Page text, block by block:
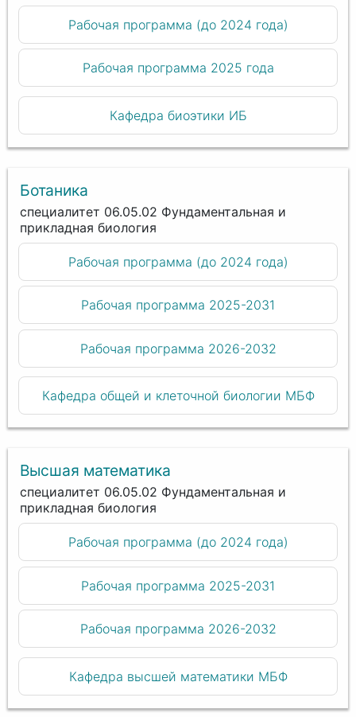
Рабочая программа (до 2024 года)
Рабочая программа 2025 года
Кафедра биоэтики ИБ
Ботаника
специалитет 06.05.02 Фундаментальная и
прикладная биология
Рабочая программа (до 2024 года)
Рабочая программа 2025-2031
Рабочая программа 2026-2032
Кафедра общей и клеточной биологии МБФ
Высшая математика
специалитет 06.05.02 Фундаментальная и
прикладная биология
Рабочая программа (до 2024 года)
Рабочая программа 2025-2031
Рабочая программа 2026-2032
Кафедра высшей математики МБФ